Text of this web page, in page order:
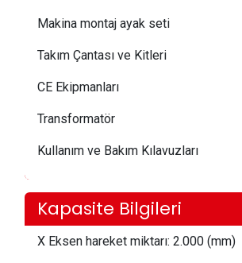
Makina montaj ayak seti
Takım Çantası ve Kitleri
CE Ekipmanları
Transformatör
Kullanım ve Bakım Kılavuzları
Kapasite Bilgileri
X Eksen hareket miktarı: 2.000 (mm)